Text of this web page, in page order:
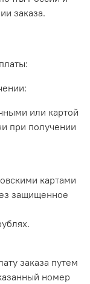
заказа.
или картой
при получении
картами
защищенное
заказа путем
номер